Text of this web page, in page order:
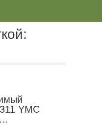
YMC